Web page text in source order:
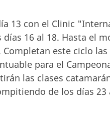
13 con el Clinic
16 al 18. Hasta el
este ciclo
para el
las clases
de los días 23